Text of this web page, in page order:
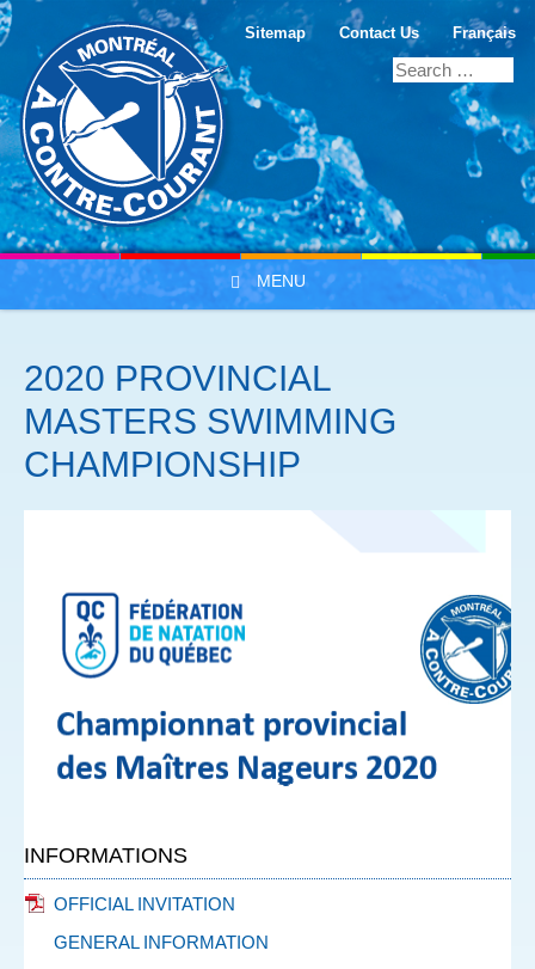
MENU
2020 PROVINCIAL
MASTERS SWIMMING
CHAMPIONSHIP
INFORMATIONS
OFFICIAL INVITATION
GENERAL INFORMATION
Sitemap Contact Us Français